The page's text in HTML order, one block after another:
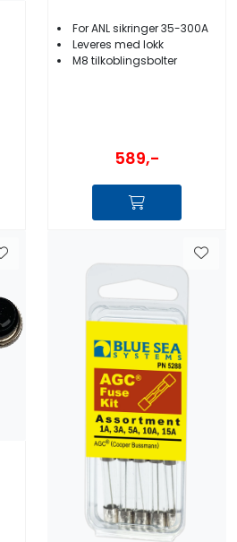
For ANL sikringer 35-300A
Leveres med lokk
M8 tilkoblingsbolter
589,-